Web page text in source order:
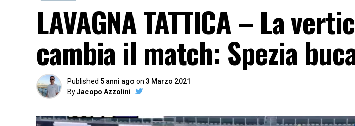
LAVAGNA TATTICA – La
cambia il match: Spezia
Published 5 anni ago on 3 Marzo 2021
ByJacopo Azzolini